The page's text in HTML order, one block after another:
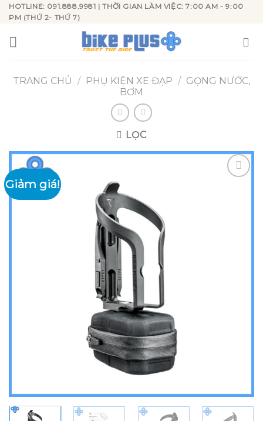
Skip
content
HOTLINE: 091.888.9981 | THỜI GIAN LÀM VIỆC: 7:00 AM - 9:00
PM (THỨ 2- THỨ 7)
TRANG CHỦ / PHỤ KIỆN XE ĐẠP / GỌNG NƯỚC,
BƠM
LỌC
Giảm giá!